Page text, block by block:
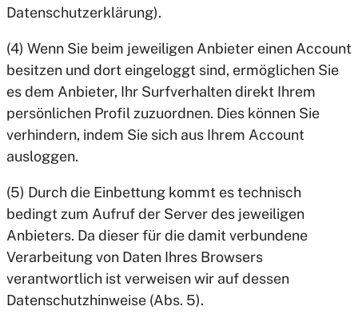
Datenschutzerklärung).
(4) Wenn Sie beim jeweiligen Anbieter einen Account
besitzen und dort eingeloggt sind, ermöglichen Sie
es dem Anbieter, Ihr Surfverhalten direkt Ihrem
persönlichen Profil zuzuordnen. Dies können Sie
verhindern, indem Sie sich aus Ihrem Account
ausloggen.
(5) Durch die Einbettung kommt es technisch
bedingt zum Aufruf der Server des jeweiligen
Anbieters. Da dieser für die damit verbundene
Verarbeitung von Daten Ihres Browsers
verantwortlich ist verweisen wir auf dessen
Datenschutzhinweise (Abs. 5).